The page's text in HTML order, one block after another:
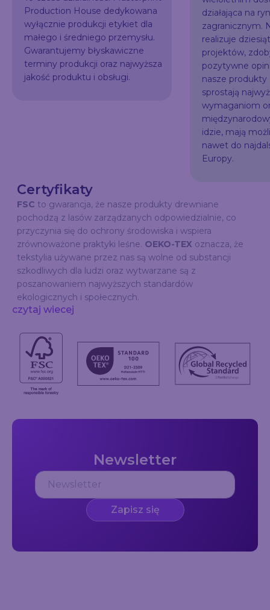
Production House dedykowana
wyłącznie produkcji etykiet dla
małego i średniego przemysłu.
Gwarantujemy błyskawiczne
terminy produkcji oraz najwyższa
jakość produktu i obsługi.
działająca na
zagranicznym.
realizuje
projektów,
pozytywne
nasze
sprostają
wymaganiom
idzie, mają
nawet do
Europy.
Certyfikaty
FSC to gwarancja, że nasze produkty drewniane
pochodzą z lasów zarządzanych odpowiedzialnie, co
przyczynia się do ochrony środowiska i wspiera
zrównoważone praktyki leśne. OEKO-TEX oznacza, że
tekstylia używane przez nas są wolne od substancji
szkodliwych dla ludzi oraz wytwarzane są z
poszanowaniem najwyższych standardów
ekologicznych i społecznych.
czytaj wiecej
Newsletter
Zapisz się